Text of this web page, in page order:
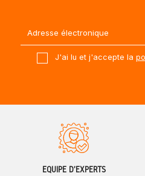
J'ai lu et j'accepte la
ÉQUIPE D'EXPERTS